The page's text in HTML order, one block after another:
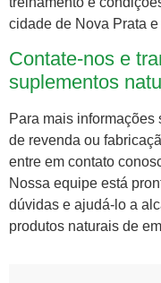
cidade de Nova Prata e
Contate-nos e
suplementos
Para mais
de revenda ou
entre em contato
Nossa equipe está
dúvidas e ajudá-lo a
produtos naturais de